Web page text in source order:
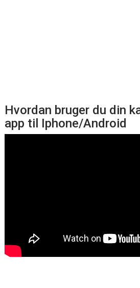
Hvordan bruger du din
app til Iphone/Android